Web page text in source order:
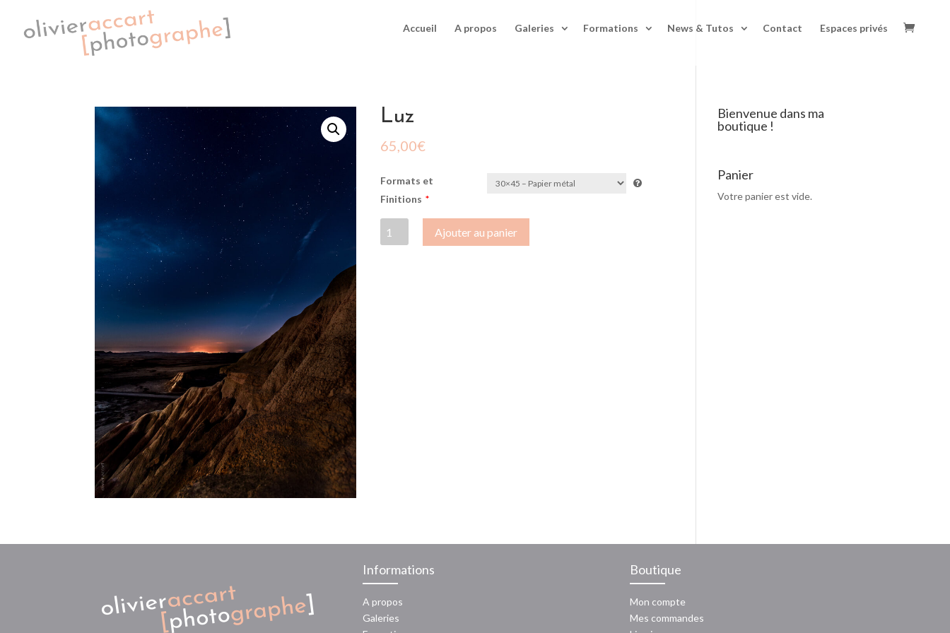
Accueil A propos Galeries Formations News & Tutos Contact Espaces privés
Luz
65,00€
Formats et
Finitions *
de
Ajouter au panier
Bienvenue dans ma
boutique !
Panier
Votre panier est vide.
Informations
A propos
Galeries
Boutique
Mon compte
Mes commandes